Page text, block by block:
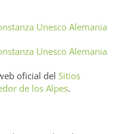
oficial del Sitios
de los Alpes.